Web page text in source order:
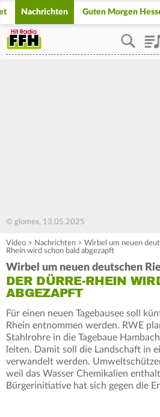
Nachrichten Guten Morgen
© glomex, 13.05.2025
Video > Nachrichten > Wirbel um neuen
Rhein wird schon bald abgezapft
Wirbel um neuen deutschen
DER DÜRRE-RHEIN
ABGEZAPFT
Für einen neuen Tagebausee soll
Rhein entnommen werden. RWE
Stahlrohre in die Tagebaue
leiten. Damit soll die Landschaft in
verwandelt werden.
weil das Wasser Chemikalien
Bürgerinitiative hat sich gegen die